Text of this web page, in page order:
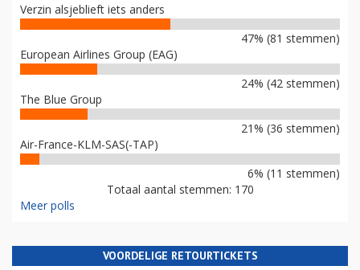
Verzin alsjeblieft iets anders
47% (81 stemmen)
European Airlines Group (EAG)
24% (42 stemmen)
The Blue Group
21% (36 stemmen)
Air-France-KLM-SAS(-TAP)
6% (11 stemmen)
Totaal aantal stemmen: 170
Meer polls
VOORDELIGE RETOURTICKETS